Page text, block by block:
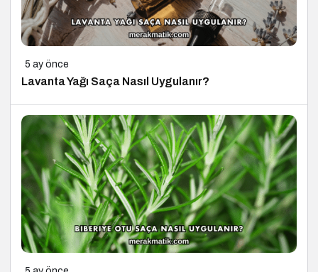
5 ay önce
Lavanta Yağı Saça Nasıl Uygulanır?